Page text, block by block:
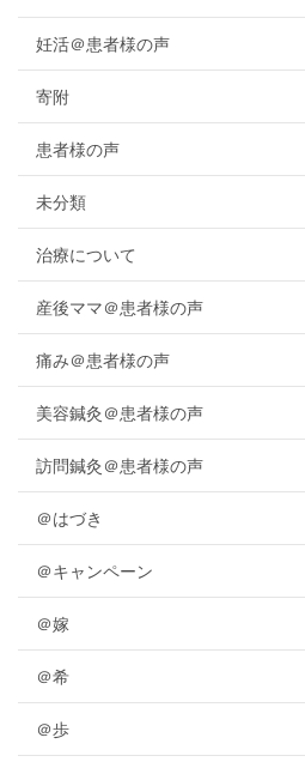
妊活＠患者様の声
寄附
患者様の声
未分類
治療について
産後ママ＠患者様の声
痛み＠患者様の声
美容鍼灸＠患者様の声
訪問鍼灸＠患者様の声
＠はづき
＠キャンペーン
＠嫁
＠希
＠歩